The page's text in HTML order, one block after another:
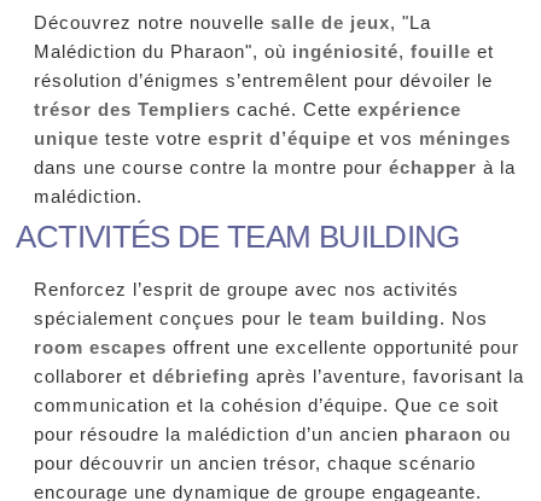
Découvrez notre nouvelle salle de jeux , "La
Malédiction du Pharaon", où ingéniosité ,fouille et
résolution d’énigmes s’entremêlent pour dévoiler le
trésor des Templiers caché. Cetteexpérience
unique teste votreesprit d’équipe et vos méninges
dans une course contre la montre pouréchapper à la
malédiction.
ACTIVITÉS DE TEAM BUILDING
Renforcez l’esprit de groupe avec nos activités
spécialement conçues pour leteam building
. Nos
room escapes offrent une excellente opportunité pour
collaborer etdébriefing après l’aventure, favorisant la
communication et la cohésion d’équipe. Que ce soit
pour résoudre la malédiction d’un ancien pharaon ou
pour découvrir un ancien trésor, chaque scénario
encourage une dynamique de groupe engageante.